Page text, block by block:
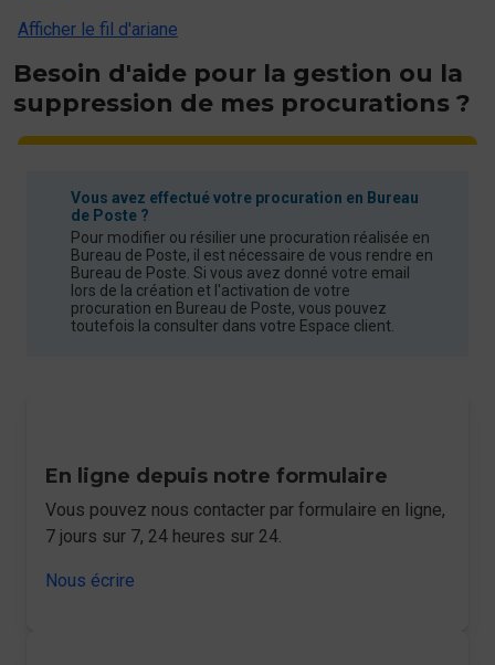
Afficher le fil d'ariane
Besoin d'aide pour la gestion ou la
suppression de mes procurations ?
Vous avez effectué votre procuration en Bureau
de Poste ?
Pour modifier ou résilier une procuration réalisée en
Bureau de Poste, il est nécessaire de vous rendre en
Bureau de Poste. Si vous avez donné votre email
lors de la création et l'activation de votre
procuration en Bureau de Poste, vous pouvez
toutefois la consulter dans votre Espace client.
En ligne depuis notre formulaire
Vous pouvez nous contacter par formulaire en ligne,
7 jours sur 7, 24 heures sur 24.
Nous écrire